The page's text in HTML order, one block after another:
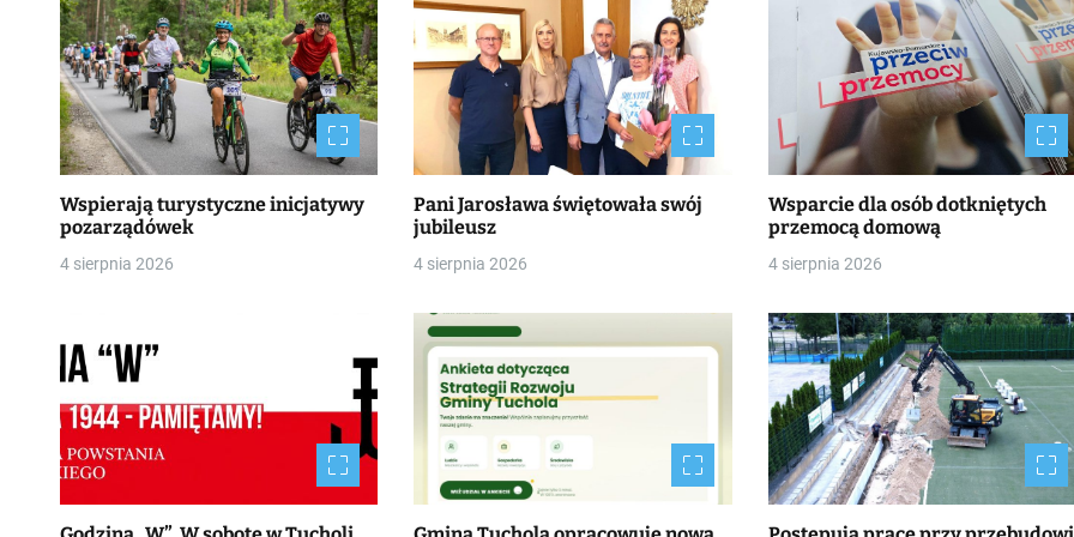
Wspierają turystyczne inicjatywy
pozarządówek
4 sierpnia 2026
Pani Jarosława świętowała swój
jubileusz
4 sierpnia 2026
Wsparcie dla osób dotkniętych
przemocą domową
4 sierpnia 2026